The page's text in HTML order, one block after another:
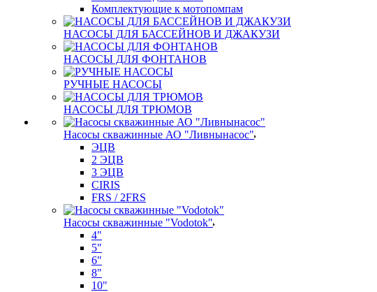
Комплектующие к мотопомпам
НАСОСЫ ДЛЯ БАССЕЙНОВ И ДЖАКУЗИ
НАСОСЫ ДЛЯ ФОНТАНОВ
РУЧНЫЕ НАСОСЫ
НАСОСЫ ДЛЯ ТРЮМОВ
Насосы скважинные АО "Ливнынасос"
ЭЦВ
2 ЭЦВ
3 ЭЦВ
CIRIS
FRS / 2FRS
Насосы скважинные "Vodotok"
4"
5"
6"
8"
10"